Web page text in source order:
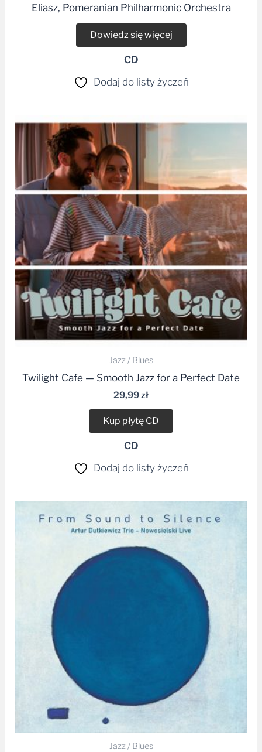
Eliasz, Pomeranian Philharmonic Orchestra
Dowiedz się więcej
CD
Dodaj do listy życzeń
Jazz / Blues
Twilight Cafe — Smooth Jazz for a Perfect Date
29,99zł
Kup płytę CD
CD
Dodaj do listy życzeń
Jazz / Blues
cen:
od
49,99 zł